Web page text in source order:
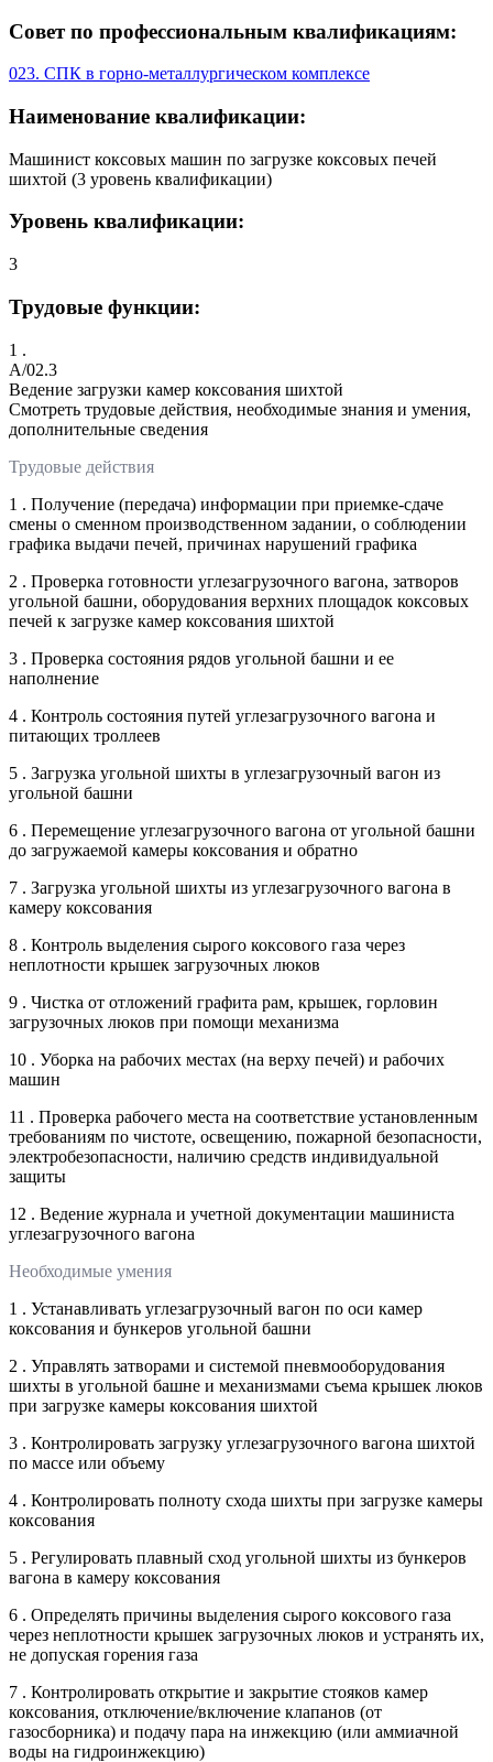
Совет по профессиональным квалификациям:
023. СПК в горно-металлургическом комплексе
Наименование квалификации:
Машинист коксовых машин по загрузке коксовых печей
шихтой (3 уровень квалификации)
Уровень квалификации:
3
Трудовые функции:
1 .
A/02.3
Ведение загрузки камер коксования шихтой
Смотреть трудовые действия, необходимые знания и умения,
дополнительные сведения
Трудовые действия
1 . Получение (передача) информации при приемке-сдаче
смены о сменном производственном задании, о соблюдении
графика выдачи печей, причинах нарушений графика
2 . Проверка готовности углезагрузочного вагона, затворов
угольной башни, оборудования верхних площадок коксовых
печей к загрузке камер коксования шихтой
3 . Проверка состояния рядов угольной башни и ее
наполнение
4 . Контроль состояния путей углезагрузочного вагона и
питающих троллеев
5 . Загрузка угольной шихты в углезагрузочный вагон из
угольной башни
6 . Перемещение углезагрузочного вагона от угольной башни
до загружаемой камеры коксования и обратно
7 . Загрузка угольной шихты из углезагрузочного вагона в
камеру коксования
8 . Контроль выделения сырого коксового газа через
неплотности крышек загрузочных люков
9 . Чистка от отложений графита рам, крышек, горловин
загрузочных люков при помощи механизма
10 . Уборка на рабочих местах (на верху печей) и рабочих
машин
11 . Проверка рабочего места на соответствие установленным
требованиям по чистоте, освещению, пожарной безопасности,
электробезопасности, наличию средств индивидуальной
защиты
12 . Ведение журнала и учетной документации машиниста
углезагрузочного вагона
Необходимые умения
1 . Устанавливать углезагрузочный вагон по оси камер
коксования и бункеров угольной башни
2 . Управлять затворами и системой пневмооборудования
шихты в угольной башне и механизмами съема крышек люков
при загрузке камеры коксования шихтой
3 . Контролировать загрузку углезагрузочного вагона шихтой
по массе или объему
4 . Контролировать полноту схода шихты при загрузке камеры
коксования
5 . Регулировать плавный сход угольной шихты из бункеров
вагона в камеру коксования
6 . Определять причины выделения сырого коксового газа
через неплотности крышек загрузочных люков и устранять их,
не допуская горения газа
7 . Контролировать открытие и закрытие стояков камер
коксования, отключение/включение клапанов (от
газосборника) и подачу пара на инжекцию (или аммиачной
воды на гидроинжекцию)